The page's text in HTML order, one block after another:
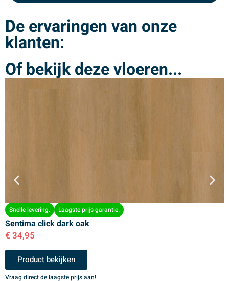
De ervaringen van onze
klanten:
Of bekijk deze vloeren...
Snelle levering. Laagste prijs garantie.
Sentima click dark oak
€ 34,95
Product bekijken
Vraag direct de laagste prijs aan!